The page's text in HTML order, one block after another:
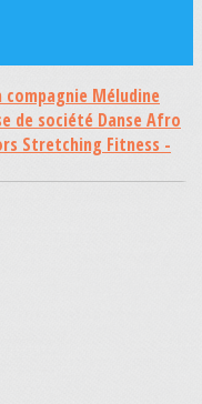
compagnie Méludine
de société Danse Afro
Stretching Fitness -